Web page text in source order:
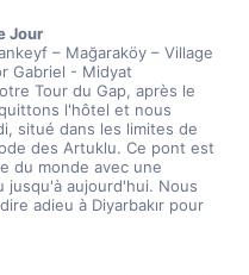
Jour
– Mağaraköy – Village
Gabriel - Midyat
Tour du Gap, après le
l'hôtel et nous
situé dans les limites de
des Artuklu. Ce pont est
du monde avec une
jusqu'à aujourd'hui. Nous
adieu à Diyarbakır pour